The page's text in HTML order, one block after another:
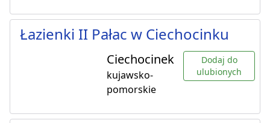
Łazienki II Pałac w Ciechocinku
Ciechocinek
kujawsko-
pomorskie
Dodaj do
ulubionych